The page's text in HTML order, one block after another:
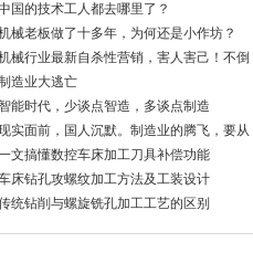
国的技术工人都去哪里了？
械老板做了十多年，为何还是小作坊？
械行业最新自杀性营销，害人害己！不倒
才
造业大逃亡
能时代，少谈点智造，多谈点制造
实面前，国人沉默。制造业的腾飞，要从
床
文搞懂数控车床加工刀具补偿功能
床钻孔攻螺纹加工方法及工装设计
统钻削与螺旋铣孔加工工艺的区别